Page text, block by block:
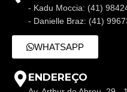
- Kadu Moccia: (41)
- Danielle Braz: (41)
WHATSAPP
ENDEREÇO